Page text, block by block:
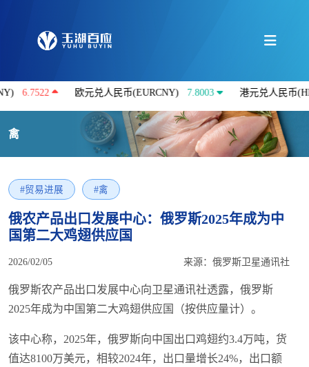
欧元兑人民币(EURCNY) 7.8003 港元兑人民币
禽
#贸易进展 #禽
俄农产品出口发展中心：俄罗斯2025年成为中
国第二大鸡翅供应国
2026/02/05 来源：俄罗斯卫星通讯社
俄罗斯农产品出口发展中心向卫星通讯社透露，俄罗斯
2025年成为中国第二大鸡翅供应国（按供应量计）。
该中心称，2025年，俄罗斯向中国出口鸡翅约3.4万吨，货
值达8100万美元，相较2024年，出口量增长24%，出口额